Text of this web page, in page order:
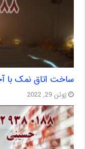
ساخت اتاق نمک با
ژوئن 29, 2022